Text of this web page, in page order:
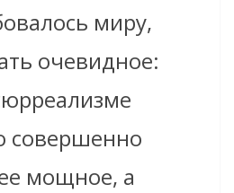
миру,
очевидное:
совершенно
мощное, а